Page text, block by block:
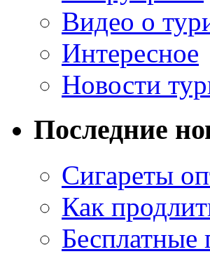
Видео о
Интересное
Новости
Последние
Сигареты
Как